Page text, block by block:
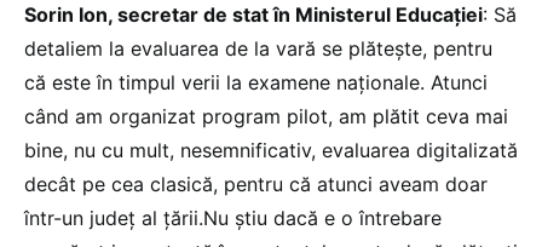
Sorin Ion, secretar de stat în Ministerul Educației: Să
detaliem la evaluarea de la vară se plătește, pentru
că este în timpul verii la examene naționale. Atunci
când am organizat program pilot, am plătit ceva mai
bine, nu cu mult, nesemnificativ, evaluarea digitalizată
decât pe cea clasică, pentru că atunci aveam doar
într-un județ al țării.Nu știu dacă e o întrebare